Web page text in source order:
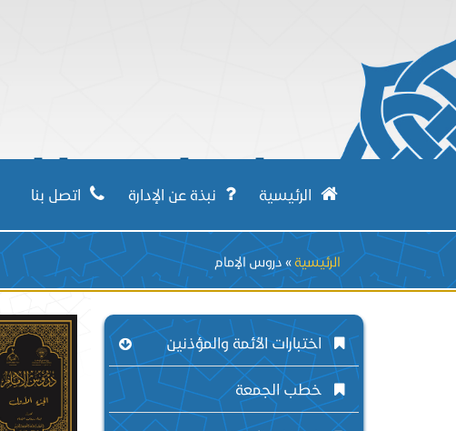
إدارةالرئيسية نبذة عن الإدارة اتصل بنا
Breadcrumb
الرئيسية دروس الإمام
اختبارات الأئمة والمؤذنين
خطب الجمعة